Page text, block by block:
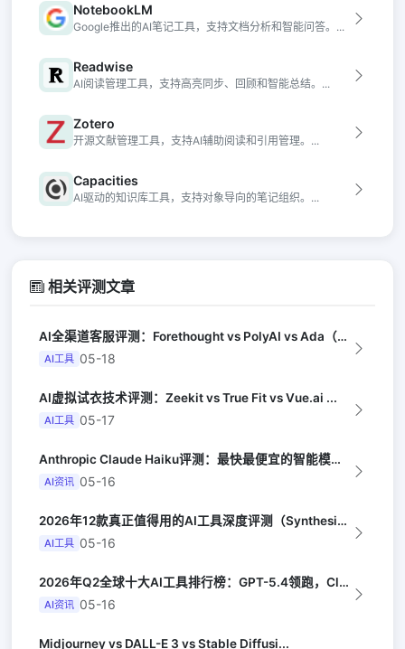
NotebookLM
Google推出的AI笔记工具，支持文档分析和智能问答。...
Readwise
AI阅读管理工具，支持高亮同步、回顾和智能总结。...
Zotero
开源文献管理工具，支持AI辅助阅读和引用管理。...
Capacities
AI驱动的知识库工具，支持对象导向的笔记组织。...
相关评测文章
AI全渠道客服评测：Forethought vs PolyAI vs Ada（G...
AI工具 05-18
AI虚拟试衣技术评测：Zeekit vs True Fit vs Vue.ai ...
AI工具 05-17
Anthropic Claude Haiku评测：最快最便宜的智能模型（Late...
AI资讯 05-16
2026年12款真正值得用的AI工具深度评测（Synthesia评选）
AI工具 05-16
2026年Q2全球十大AI工具排行榜：GPT-5.4领跑，Claude Opus...
AI资讯 05-16
Midjourney vs DALL-E 3 vs Stable Diffusi...